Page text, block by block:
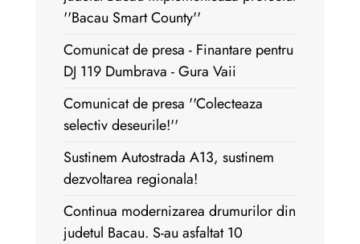
''Bacau Smart County''
Comunicat de presa - Finantare pentru
DJ 119 Dumbrava - Gura Vaii
Comunicat de presa ''Colecteaza
selectiv deseurile!''
Sustinem Autostrada A13, sustinem
dezvoltarea regionala!
Continua modernizarea drumurilor din
judetul Bacau. S-au asfaltat 10